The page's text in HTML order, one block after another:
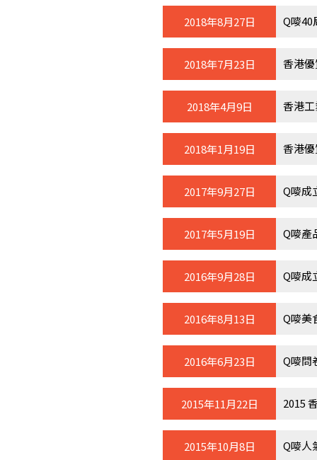
2018年8月27日 Q嘜40
2018年7月23日 香港
2018年4月9日 香港
2018年1月19日 香港
2017年9月27日 Q嘜成
2017年5月19日 Q嘜產
2016年9月28日 Q嘜成
2016年8月13日 Q嘜美
2016年6月23日 Q嘜問
2015年11月22日 2015
2015年10月8日 Q嘜人